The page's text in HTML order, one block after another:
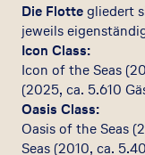
Die Flottegliedert
jeweils
Icon Class:
Icon of the Seas
(2025, ca. 5.610
Oasis Class:
Oasis of the Seas
Seas (2010, ca.